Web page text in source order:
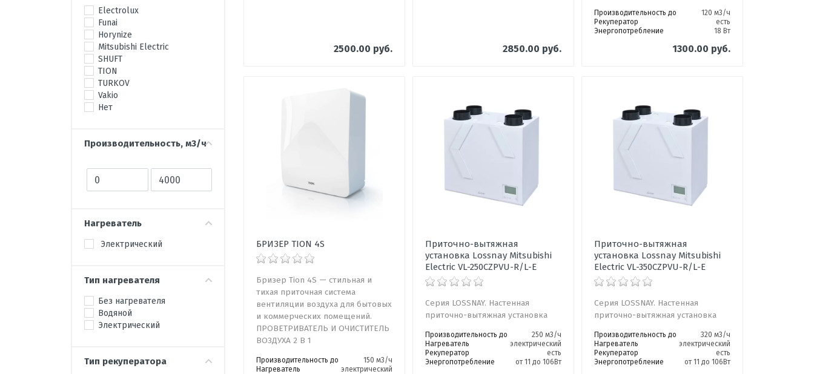
Electrolux
Funai
Horynize
Mitsubishi Electric
SHUFT
TION
TURKOV
Vakio
Нет
Производительность, м3/ч
Нагреватель
Электрический
Тип нагревателя
Без нагревателя
Водяной
Электрический
Тип рекуператора
2500.00 руб. 2850.00 руб.
Производительность до
120 м3/ч
Рекуператор
есть
Энергопотребление
18 Вт
1300.00 руб.
БРИЗЕР TION 4S
Бризер Tion 4S — стильная и
тихая приточная система
вентиляции воздуха для бытовых
и коммерческих помещений.
ПРОВЕТРИВАТЕЛЬ И ОЧИСТИТЕЛЬ
ВОЗДУХА 2 В 1
Производительность до
150 м3/ч
Нагреватель
электрический
Приточно-вытяжная
установка Lossnay Mitsubishi
Electric VL-250CZPVU-R/L-E
Серия LOSSNAY. Настенная
приточно-вытяжная установка
Производительность до
250 м3/ч
Нагреватель
электрический
Рекуператор
есть
Энергопотребление
от 11 до 106Вт
Приточно-вытяжная
установка Lossnay Mitsubishi
Electric VL-350CZPVU-R/L-E
Серия LOSSNAY. Настенная
приточно-вытяжная установка
Производительность до
320 м3/ч
Нагреватель
электрический
Рекуператор
есть
Энергопотребление
от 11 до 106Вт